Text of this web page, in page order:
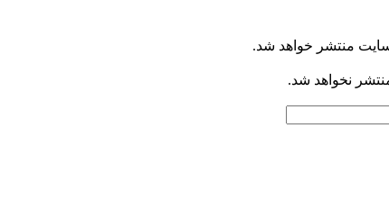
منتشر خواهد شد.
نخواهد شد.